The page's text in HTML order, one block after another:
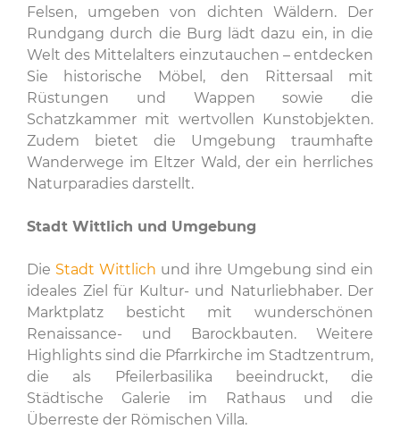
Felsen, umgeben von dichten Wäldern. Der
Rundgang durch die Burg lädt dazu ein, in die
Welt des Mittelalters einzutauchen – entdecken
Sie historische Möbel, den Rittersaal mit
Rüstungen und Wappen sowie die
Schatzkammer mit wertvollen Kunstobjekten.
Zudem bietet die Umgebung traumhafte
Wanderwege im Eltzer Wald, der ein herrliches
Naturparadies darstellt.
Stadt Wittlich und Umgebung
Die Stadt Wittlich und ihre Umgebung sind ein
ideales Ziel für Kultur- und Naturliebhaber. Der
Marktplatz besticht mit wunderschönen
Renaissance- und Barockbauten. Weitere
Highlights sind die Pfarrkirche im Stadtzentrum,
die als Pfeilerbasilika beeindruckt, die
Städtische Galerie im Rathaus und die
Überreste der Römischen Villa.